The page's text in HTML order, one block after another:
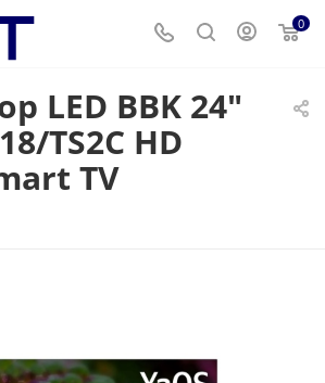
0
LED BBK 24"
TS2C HD
TV